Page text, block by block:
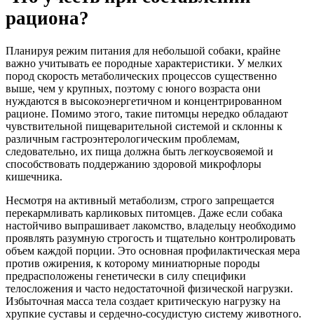
рациона?
Планируя режим питания для небольшой собаки, крайне
важно учитывать ее породные характеристики. У мелких
пород скорость метаболических процессов существенно
выше, чем у крупных, поэтому с юного возраста они
нуждаются в высокоэнергетичном и концентрированном
рационе. Помимо этого, такие питомцы нередко обладают
чувствительной пищеварительной системой и склонны к
различным гастроэнтерологическим проблемам,
следовательно, их пища должна быть легкоусвояемой и
способствовать поддержанию здоровой микрофлоры
кишечника.
Несмотря на активный метаболизм, строго запрещается
перекармливать карликовых питомцев. Даже если собака
настойчиво выпрашивает лакомство, владельцу необходимо
проявлять разумную строгость и тщательно контролировать
объем каждой порции. Это основная профилактическая мера
против ожирения, к которому миниатюрные породы
предрасположены генетически в силу специфики
телосложения и часто недостаточной физической нагрузки.
Избыточная масса тела создает критическую нагрузку на
хрупкие суставы и сердечно-сосудистую систему животного.